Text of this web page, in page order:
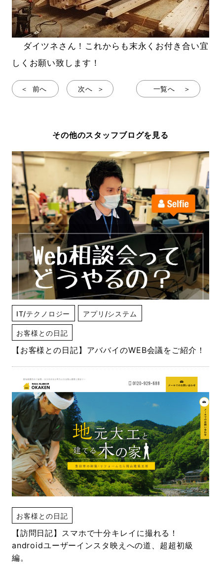
ダイツネさん！これからも末永くお付き合い宜
しくお願い致します！
一覧へ
前へ 次へ
その他のスタッフブログを見る
IT/テクノロジー アプリ/システム
お客様との日記
【お客様との日記】アババイのWEB会議をご紹介！
お客様との日記
【訪問日記】スマホで十分キレイに撮れる！
androidユーザーインスタ映えへの道、超超初級
編。